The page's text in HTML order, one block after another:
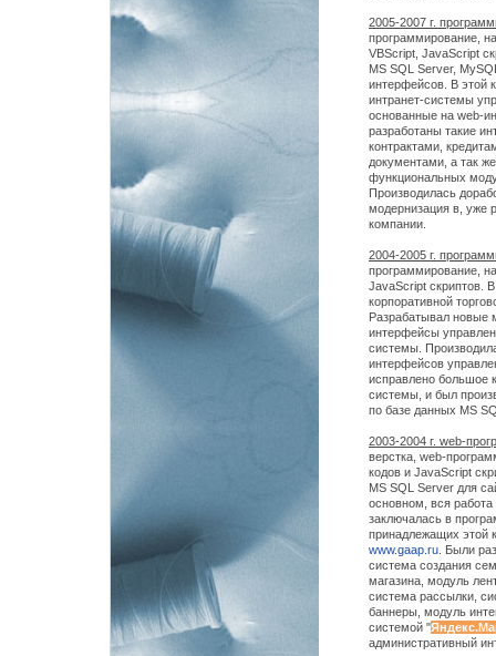
2005-2007 г.
программирование,
VBScript, JavaScript
MS SQL Server,
интерфейсов. В этой
интранет-системы
основанные на web-
разработаны такие
контрактами,
документами, а так
функциональных
Производилась
модернизация в, уже
компании.
2004-2005 г.
программирование,
JavaScript скриптов.
корпоративной
Разрабатывал новые
интерфейсы
системы.
интерфейсов
исправлено большое
системы, и был
по базе данных MS
2003-2004 г. web-
верстка, web-
кодов и JavaScript
MS SQL Server для
основном, вся
заключалась в
принадлежащих этой
www.gaap.ru . Были
система создания
магазина, модуль
система рассылки,
баннеры, модуль
системой "
административный